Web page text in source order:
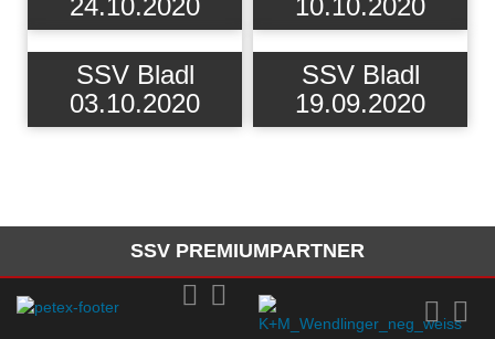
24.10.2020
10.10.2020
SSV Bladl
03.10.2020
SSV Bladl
19.09.2020
SSV PREMIUMPARTNER